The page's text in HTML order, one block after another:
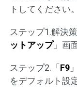
トしてください。
ステップ1.解決
ットアップ」画
ステップ2.「 F9
をデフォルト設